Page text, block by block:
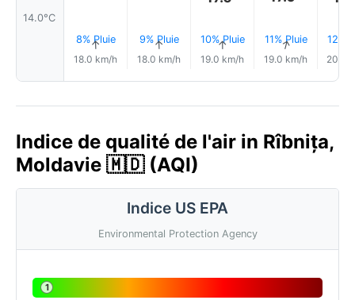
14.0°C
8% Pluie
↑
18.0 km/h
9% Pluie
↑
18.0 km/h
10% Pluie
↑
19.0 km/h
11% Pluie
↑
19.0 km/h
12%
20.0
Indice de qualité de l'air in Rîbnița,
Moldavie 🇲🇩 (AQI)
Indice US EPA
Environmental Protection Agency
1